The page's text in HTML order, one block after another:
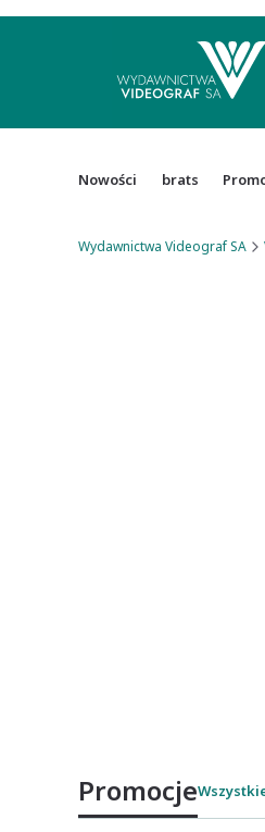
Nowości brats
Wydawnictwa Videograf SA
Promocje